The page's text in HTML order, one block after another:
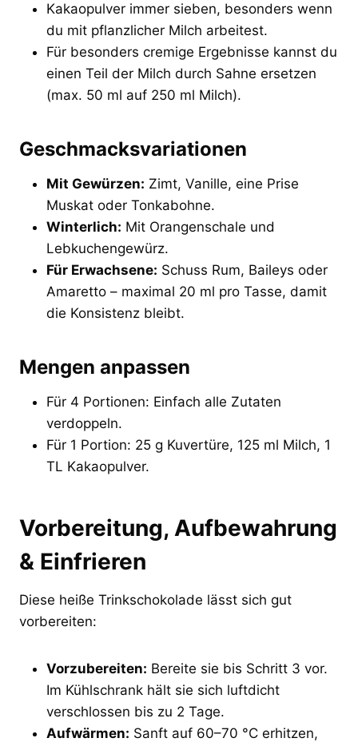
Kakaopulver immer sieben, besonders wenn
du mit pflanzlicher Milch arbeitest.
Für besonders cremige Ergebnisse kannst du
einen Teil der Milch durch Sahne ersetzen
(max. 50 ml auf 250 ml Milch).
Geschmacksvariationen
Mit Gewürzen: Zimt, Vanille, eine Prise
Muskat oder Tonkabohne.
Winterlich: Mit Orangenschale und
Lebkuchengewürz.
Für Erwachsene: Schuss Rum, Baileys oder
Amaretto – maximal 20 ml pro Tasse, damit
die Konsistenz bleibt.
Mengen anpassen
Für 4 Portionen: Einfach alle Zutaten
verdoppeln.
Für 1 Portion: 25 g Kuvertüre, 125 ml Milch, 1
TL Kakaopulver.
Vorbereitung, Aufbewahrung
& Einfrieren
Diese heiße Trinkschokolade lässt sich gut
vorbereiten:
Vorzubereiten: Bereite sie bis Schritt 3 vor.
Im Kühlschrank hält sie sich luftdicht
verschlossen bis zu 2 Tage.
Aufwärmen: Sanft auf 60–70 °C erhitzen,